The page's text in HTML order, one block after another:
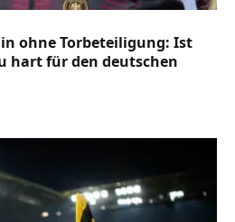
ohne Torbeteiligung: Ist
hart für den deutschen